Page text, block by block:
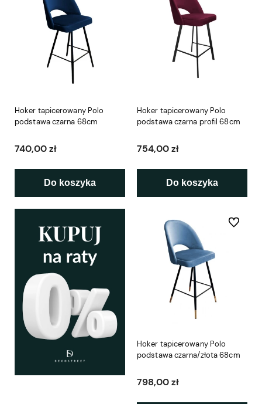
Hoker tapicerowany Polo
podstawa czarna 68cm
740,00 zł
Do koszyka
Hoker tapicerowany Polo
podstawa czarna profil 68cm
754,00 zł
Do koszyka
Hoker tapicerowany Polo
podstawa czarna/złota 68cm
798,00 zł
Do